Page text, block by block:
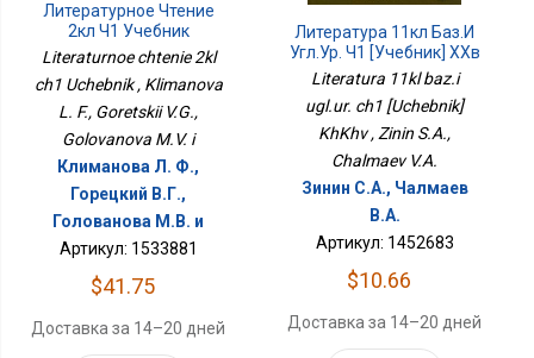
Литературное Чтение
2кл Ч1 Учебник
Literaturnoe chtenie 2kl
ch1 Uchebnik , Klimanova
L. F., Goretskii V.G.,
Golovanova M.V. i
Климанова Л. Ф.,
Горецкий В.Г.,
Голованова М.В. и
Артикул: 1533881
$41.75
Доставка за 14–20 дней
Литература 11кл Баз.и
Угл.ур. Ч1 [Учебник] ХХв
Literatura 11kl baz.i
ugl.ur. ch1 [Uchebnik]
KhKhv , Zinin S.A.,
Chalmaev V.A.
Зинин С.А., Чалмаев
В.А.
Артикул: 1452683
$10.66
Доставка за 14–20 дней